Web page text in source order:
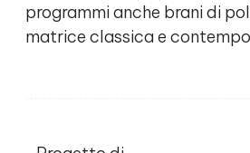
programmi anche brani di
matrice classica e